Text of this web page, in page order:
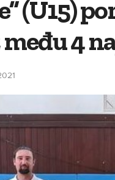
(U15)
4